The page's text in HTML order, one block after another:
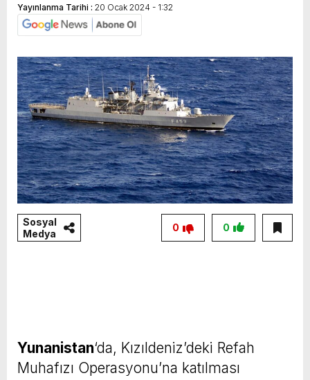
Yayınlanma Tarihi : 20 Ocak 2024 - 1:32
Sosyal
Medya
0
0
Yunanistan‘da, Kızıldeniz’deki Refah
Muhafızı Operasyonu’na katılması